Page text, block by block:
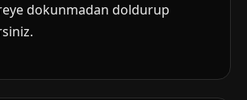
dokunmadan doldurup